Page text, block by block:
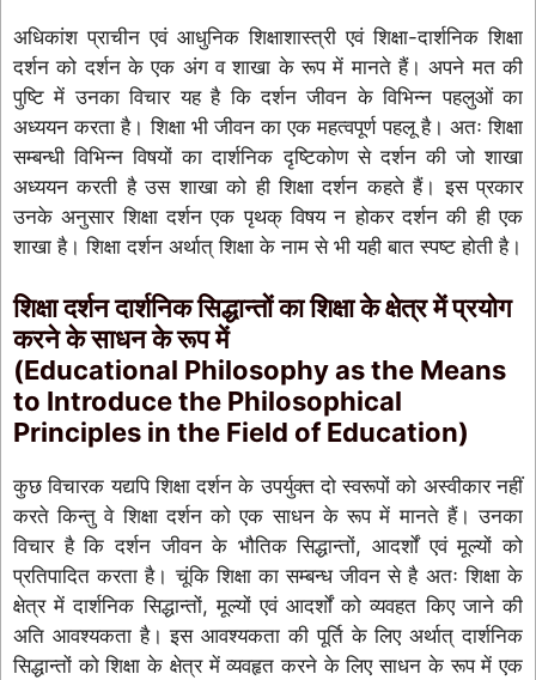
अधिकांश प्राचीन एवं आधुनिक शिक्षाशास्त्री एवं शिक्षा-दार्शनिक शिक्षा
दर्शन को दर्शन के एक अंग व शाखा के रूप में मानते हैं। अपने मत की
पुष्टि में उनका विचार यह है कि दर्शन जीवन के विभिन्न पहलुओं का
अध्ययन करता है। शिक्षा भी जीवन का एक महत्वपूर्ण पहलू है। अतः शिक्षा
सम्बन्धी विभिन्न विषयों का दार्शनिक दृष्टिकोण से दर्शन की जो शाखा
अध्ययन करती है उस शाखा को ही शिक्षा दर्शन कहते हैं। इस प्रकार
उनके अनुसार शिक्षा दर्शन एक पृथक् विषय न होकर दर्शन की ही एक
शाखा है। शिक्षा दर्शन अर्थात् शिक्षा के नाम से भी यही बात स्पष्ट होती है।
शिक्षा दर्शन दार्शनिक सिद्धान्तों का शिक्षा के क्षेत्र में प्रयोग
करने के साधन के रूप में
(Educational Philosophy as the Means
to Introduce the Philosophical
Principles in the Field of Education)
कुछ विचारक यद्यपि शिक्षा दर्शन के उपर्युक्त दो स्वरूपों को अस्वीकार नहीं
करते किन्तु वे शिक्षा दर्शन को एक साधन के रूप में मानते हैं। उनका
विचार है कि दर्शन जीवन के भौतिक सिद्धान्तों, आदर्शों एवं मूल्यों को
प्रतिपादित करता है। चूंकि शिक्षा का सम्बन्ध जीवन से है अतः शिक्षा के
क्षेत्र में दार्शनिक सिद्धान्तों, मूल्यों एवं आदर्शों को व्यवहत किए जाने की
अति आवश्यकता है। इस आवश्यकता की पूर्ति के लिए अर्थात् दार्शनिक
सिद्धान्तों को शिक्षा के क्षेत्र में व्यवहृत करने के लिए साधन के रूप में एक